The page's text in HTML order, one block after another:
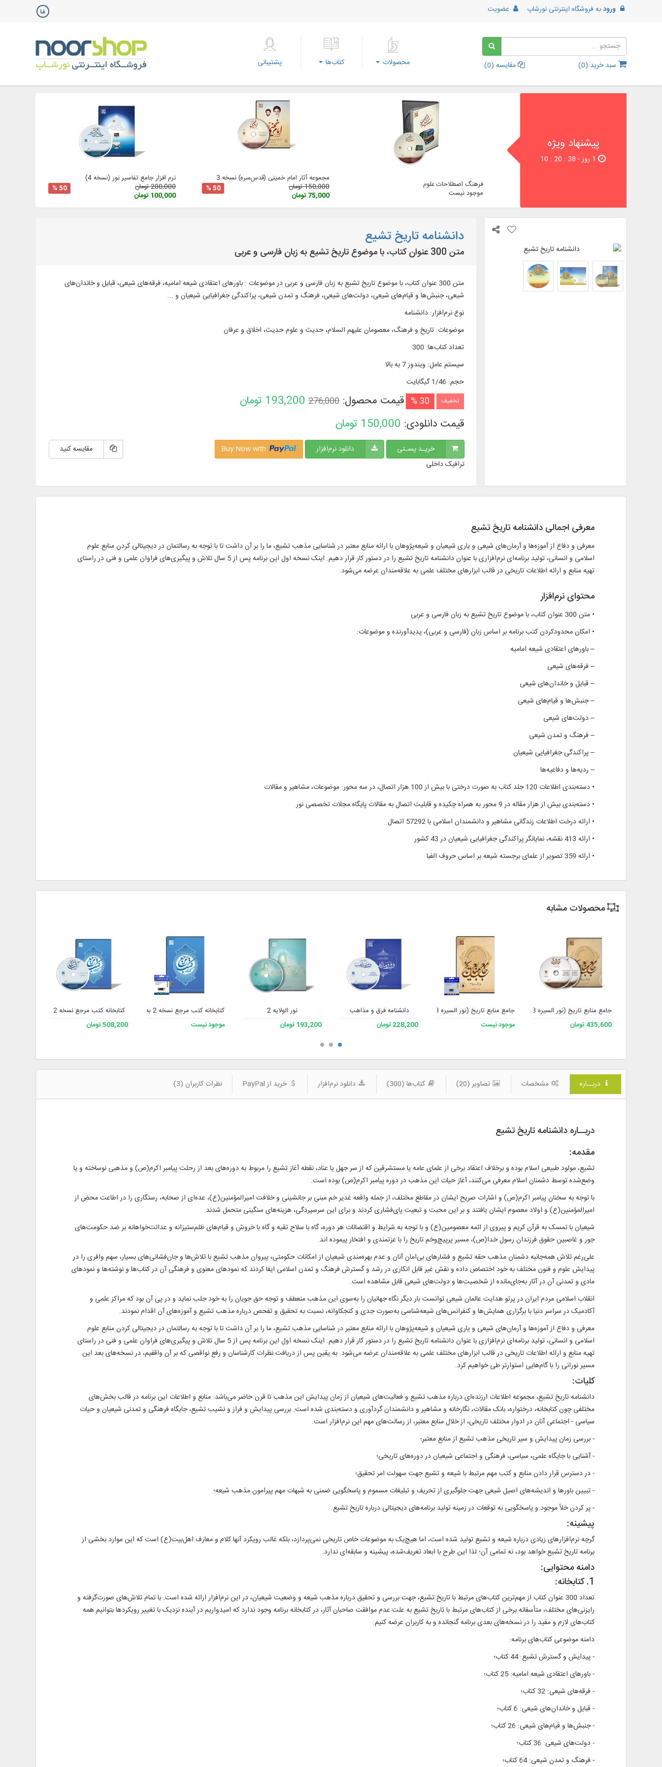
ورودبه فروشگاه اینترنتی نورشاپ عضویت
سبد خرید (0
) مقایسه (0
) محصولات کتاب‌ها پشتیبانی
پیشنهاد ویژه
فرهنگ اصطلاحات علوم
موجود نیست
مجموعه آثار امام خمینی (‌قدس‌سره) نسخه 3
150,000 تومان
50 %
75,000 تومان
نرم افزار جامع تفاسیر نور (نسخه 4)
200,000 تومان
50 %
100,000 تومان
دانشنامه تاریخ تشیع
متن 300 عنوان کتاب، با موضوع تاريخ تشيع به زبان فارسی و عربی
متن 300 عنوان کتاب، با موضوع تاريخ تشيع به زبان فارسی و عربی در موضوعات : باورهای اعتقادی شیعه امامیه، فرقه‌های شیعی، قبایل و خاندان‌های
شیعی، جنبش‌ها و قیام‌های شیعی، دولت‌های شیعی، فرهنگ و تمدن شیعی، پراکندگی جغرافیایی شیعیان و ...
نوع نرم‌افزار: دانشنامه
موضوعات: تاریخ و فرهنگ، معصومان علیهم السلام، حدیث و علوم حدیث، اخلاق و عرفان
تعداد کتاب‌ها:
300
سیستم عامل: ویندوز 7 به بالا
حجم: 1/46 گیگابایت
تخفیف 30 % قیمت محصول:276,000
193,200 تومان
قیمت دانلودی: 150,000 تومان
خریـد پسـتی دانلود نرم‌افزار
ترافیک داخلی
مقایسه کنید
معرفی اجمالی دانشنامه تاریخ تشیع
معرفی و دفاع از آموزه‌ها و آرمان‌های شیعی و یاری شیعیان و شیعه‌پژوهان با ارائه منابع معتبر در شناسایی مذهب تشیع، ما را بر آن داشت تا با توجه به رسالتمان در دیجیتالی کردن منابع علوم
اسلامی و انسانی، تولید برنامه‌ای نرم‌افزاری با عنوان دانشنامه تاریخ تشیع را در دستور کار قرار دهیم. اینک نسخه اول این برنامه پس از 5 سال تلاش و پیگیری‌های فراوان علمی و فنی در راستای
تهیه منابع و ارائه اطلاعات تاریخی در قالب ابزارهای مختلف علمی به علاقه‌مندان عرضه می‌شود.
محتوای نرم‌افزار
• متن 300 عنوان کتاب، با موضوع تاريخ تشيع به زبان فارسی و عربی
• امکان محدودکردن کتب برنامه بر اساس زبان (فارسی و عربی)، پدیدآورنده و موضوعات:
– باورهای اعتقادی شیعه امامیه
– فرقه‌های شیعی
– قبایل و خاندان‌های شیعی
– جنبش‌ها و قیام‌های شیعی
– دولت‌های شیعی
– فرهنگ و تمدن شیعی
– پراکندگی جغرافیایی شیعیان
– ردیه‌ها و دفاعیه‌ها
• دسته‌بندی اطلاعات 120 جلد کتاب به صورت درختی با بيش از 100 هزار اتصال، در سه محور: موضوعات، مشاهیر و مقالات
• دسته‌بندی بيش از هزار مقاله در 9 محور به همراه چکيده و قابلیت اتصال به مقالات پايگاه مجلات تخصصی نور
• ارائه درخت اطلاعات زندگانی مشاهیر و دانشمندان اسلامی با 57292 اتصال
• ارائه 413 نقشه، نمایانگر پراکندگی جغرافیایی شیعیان در 43 کشور
• ارائه 359 تصویر از علمای برجسته شیعه بر اساس حروف الفبا
محصولات مشابه
جامع منابع تاریخ (نور السیره 3)
435,600 تومان
جامع منابع تاریخ (نور السیره 3) به همراه فلش
موجود نیست
دانشنامه فرق و مذاهب
228,200 تومان
نور الولایه 2
193,200 تومان
کتابخانه کتب مرجع نسخه 2 به همراه فلش
موجود نیست
کتابخانه کتب مرجع نسخه 2
508,200 تومان
دربــاره مشخصات تصاویر (20) کتاب‌ها (300) دانلود نرم‌افزار خرید از PayPal نظرات کاربران (3)
دربــاره دانشنامه تاریخ تشیع
مقدمه:
تشیع، مولود طبیعی اسلام بوده و برخلاف اعتقاد برخی از علمای عامه یا مستشرقین که از سر جهل یا عناد، نقطه آغاز تشیع را مربوط به دوره‌های بعد از رحلت پیامبر اکرم(ص) و مذهبی نوساخته و یا
وضع‌شده توسط دشمنان اسلام معرفی می‌کنند، آغاز حیات این مذهب در دوره پیامبر اکرم(ص) بوده است.
با توجه به سخنان پیامبر اکرم(ص) و اشارات صریح ایشان در مقاطع مختلف، از جمله واقعه غدیر خم مبنی بر جانشینی و خلافت امیرالمؤمنین(ع)، عده‌ای از صحابه، رستگاری را در اطاعت محض از
امیرالمؤمنین(ع) و اولاد معصوم ایشان یافتند و بر این محبت و تبعیت پای‌فشاری کردند و برای این سرسپردگی، هزینه‌های سنگینی متحمل شدند.
شیعیان با تمسک به قرآن کریم و پیروی از ائمه معصومین(ع) و با توجه به شرایط و اقتضائات هر دوره، گاه با سلاح تقیه و گاه با خروش و قیام‌های ظلم‌ستیزانه و عدالت‌خواهانه بر ضد حکومت‌های
جور و غاصبین حقوق فرزندان رسول خدا(ص)، مسیر پرپیچ‌وخم تاریخ را با عزتمندی و افتخار پیموده اند.
علی‌رغم تلاش همه‌جانبه دشمنان مذهب حقه تشیع و فشارهای بی‌امان آنان و عدم بهره‌مندی شیعیان از امکانات حکومتی، پیروان مذهب تشیع با تلاش‌ها و جان‌فشانی‌های بسیار، سهم وافری را در
پیدایش علوم و فنون مختلف به خود اختصاص داده و نقش غیر قابل انکاری در رشد و گسترش فرهنگ و تمدن اسلامی ایفا کردند که نمودهای معنوی و فرهنگی آن در کتاب‌ها و نوشته‌ها و نمودهای
مادی و تمدنی آن در آثار به‌جای‌مانده از شخصیت‌ها و دولت‌های شیعی قابل مشاهده است.
انقلاب اسلامی مردم ایران در پرتو هدایت عالمان شیعی توانست بار دیگر نگاه جهانیان را به‌سوی این مذهب منعطف و توجه حق جویان را به خود جلب نماید و در پی آن بود که مراکز علمی و
آکادمیک در سراسر دنیا با برگزاری همایش‌ها و کنفرانس‌های شیعه‌شناسی به‌صورت جدی و کنجکاوانه، نسبت به تحقیق و تفحص درباره مذهب تشیع و آموزه‌های آن اقدام نمودند.
معرفی و دفاع از آموزه‌ها و آرمان‌های شیعی و یاری شیعیان و شیعه‌پژوهان با ارائه منابع معتبر در شناسایی مذهب تشیع، ما را بر آن داشت تا با توجه به رسالتمان در دیجیتالی کردن منابع علوم
اسلامی و انسانی، تولید برنامه‌ای نرم‌افزاری با عنوان دانشنامه تاریخ تشیع را در دستور کار قرار دهیم. اینک نسخه اول این برنامه پس از 5 سال تلاش و پیگیری‌های فراوان علمی و فنی در راستای
تهیه منابع و ارائه اطلاعات تاریخی در قالب ابزارهای مختلف علمی به علاقه‌مندان عرضه می‌شود. به یقین پس از دریافت نظرات کارشناسان و رفع نواقصی که بر آن واقفیم، در نسخه‌های بعد این
مسیر نورانی را با گام‌هایی استوارتر طی خواهیم کرد.
کلیات:
دانشنامه تاریخ تشیع، مجموعه‌ اطلاعات ارزنده‌ای درباره مذهب تشیع و فعالیت‌های شیعیان از زمان پیدایش این مذهب تا قرن حاضر می‌باشد. منابع و اطلاعات این برنامه در قالب بخش‌های
مختلفی چون کتابخانه، درختواره، بانک مقالات، نگارخانه و مشاهیر و دانشمندان گردآوری و دسته‌بندی شده است. بررسی پیدایش و فراز و نشیب تشیع، جایگاه فرهنگی و تمدنی شیعیان و حیات
سیاسی - اجتماعی آنان در ادوار مختلف تاریخی، از خلال منابع معتبر، از رسالت‌های مهم این نرم‌افزار است.
- بررسی زمان پیدایش و سیر تاریخی مذهب تشیع از منابع معتبر؛
- آشنایی با جایگاه علمی، سیاسی، فرهنگی و اجتماعی شیعیان در دوره‌های تاریخی؛
- در دسترس قرار دادن منابع و کتب مهم مرتبط با شیعه و تشیع جهت سهولت امر تحقیق؛
- تبیین باورها و اندیشه‌های اصیل شیعی جهت جلوگیری از تحریف و تبلیغات مسموم و پاسخگویی ضمنی به شبهات مهم پیرامون مذهب شیعه؛
- پر کردن خلأ موجود و پاسخگویی به توقعات در زمینه تولید برنامه‌های دیجیتالی درباره تاریخ تشیع.
پیشینه:
گرچه نرم‌افزارهای زیادی درباره شیعه و تشیع تولید شده است، ‌اما هیچ‌یک به موضوعات خاص تاریخی نمی‌پردازد، بلکه غالب رویکرد آنها کلام و معارف اهل‌بیت(ع) است که این موارد بخشی از
برنامه تاریخ تشیع خواهد بود، نه تمامی آن؛ لذا این طرح‌ با ابعاد تعریف‌شده، پیشینه و سابقه‌ای ندارد.
دامنه محتوایی:
1. کتابخانه:
تعداد 300 عنوان کتاب از مهم‌ترین کتاب‌های مرتبط با تاریخ تشیع، جهت بررسی و تحقیق درباره مذهب شیعه و وضعیت شیعیان، در این نرم‌افزار ارائه شده است. با تمام تلاش‌های صورت‌گرفته و
رایزنی‌های مختلف، متأسفانه برخی از کتاب‌های مرتبط با تاریخ تشیع به علت عدم موافقت صاحبان آثار، در کتابخانه برنامه وجود ندارد که امیدواریم در آینده نزدیک با تغییر رویکردها بتوانیم همه
کتاب‌های لازم و مفید را در نسخه‌های بعدی برنامه گنجانده و به کاربران عرضه کنیم.
دامنه موضوعی کتاب‌های برنامه:
- پیدایش و گسترش تشیع: 44 کتاب؛
- باورهای اعتقادی شیعه امامیه: 25 کتاب؛
- فرقه‌های شیعی: 32 کتاب؛
- قبایل و خاندان‌های شیعی: 6 کتاب؛
- جنبش‌ها و قیام‌های شیعی: 26 کتاب؛
- دولت‌های شیعی: 36 کتاب؛
- فرهنگ و تمدن شیعی: 64 کتاب؛